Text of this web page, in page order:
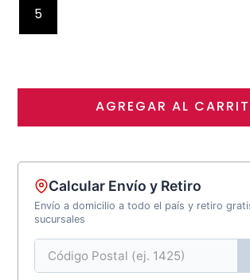
5
AGREGAR AL
Calcular Envío y Retiro
Envío a domicilio a todo el país y retiro
sucursales